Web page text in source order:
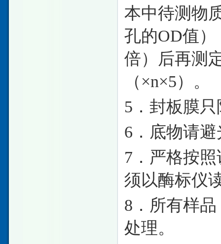
本中待测物
孔的OD值
倍）后再测
（×n×5）。
5．封板膜
6．底物请
7．严格按
须以酶标仪
8．所有样
处理。